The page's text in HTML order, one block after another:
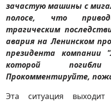
зачастую машины с
полосе, что
трагическим
авария на Ленинском
президента компании
которой
Прокомментируйте,
Эта ситуация